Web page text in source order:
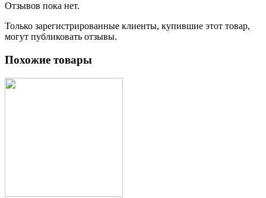
Отзывов пока нет.
Только зарегистрированные клиенты, купившие этот товар,
могут публиковать отзывы.
Похожие товары